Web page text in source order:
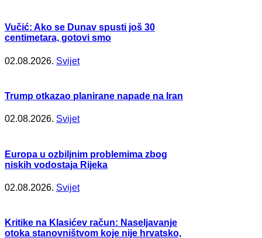
Vučić: Ako se Dunav spusti još 30
centimetara, gotovi smo
02.08.2026. Svijet
Trump otkazao planirane napade na Iran
02.08.2026. Svijet
Europa u ozbiljnim problemima zbog
niskih vodostaja Rijeka
02.08.2026. Svijet
Kritike na Klasićev račun: Naseljavanje
otoka stanovništvom koje nije hrvatsko,